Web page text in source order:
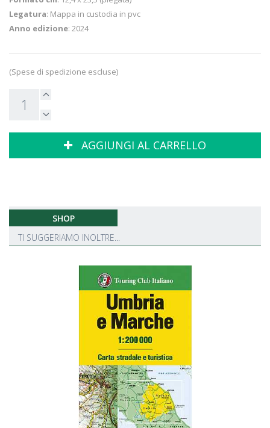
Legatura: Mappa in custodia in pvc
Anno edizione: 2024
(Spese di spedizione escluse)
AGGIUNGI AL CARRELLO
SHOP
TI SUGGERIAMO INOLTRE...